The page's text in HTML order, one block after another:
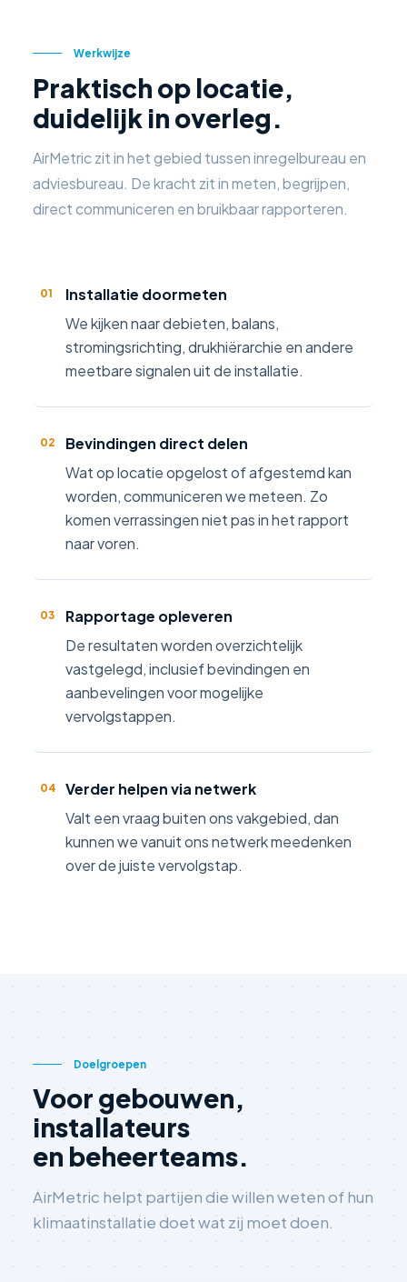
Werkwijze
Praktisch op locatie,
duidelijk in overleg.
AirMetric zit in het gebied tussen inregelbureau en
adviesbureau. De kracht zit in meten, begrijpen,
direct communiceren en bruikbaar rapporteren.
01
Installatie doormeten
We kijken naar debieten, balans,
stromingsrichting, drukhiërarchie en andere
meetbare signalen uit de installatie.
02
Bevindingen direct delen
Wat op locatie opgelost of afgestemd kan
worden, communiceren we meteen. Zo
komen verrassingen niet pas in het rapport
naar voren.
03
Rapportage opleveren
De resultaten worden overzichtelijk
vastgelegd, inclusief bevindingen en
aanbevelingen voor mogelijke
vervolgstappen.
04
Verder helpen via netwerk
Valt een vraag buiten ons vakgebied, dan
kunnen we vanuit ons netwerk meedenken
over de juiste vervolgstap.
Doelgroepen
Voor gebouwen,
installateurs
en beheerteams.
AirMetric helpt partijen die willen weten of hun
klimaatinstallatie doet wat zij moet doen.